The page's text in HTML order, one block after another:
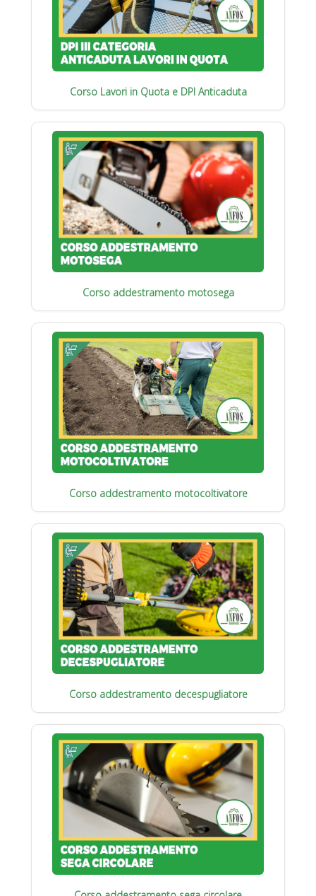
Corso Lavori in Quota e DPI Anticaduta
Corso addestramento motosega
Corso addestramento motocoltivatore
Corso addestramento decespugliatore